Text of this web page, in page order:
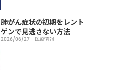
肺がん症状の初期をレント
ゲンで見逃さない方法
2026/06/27 医療情報